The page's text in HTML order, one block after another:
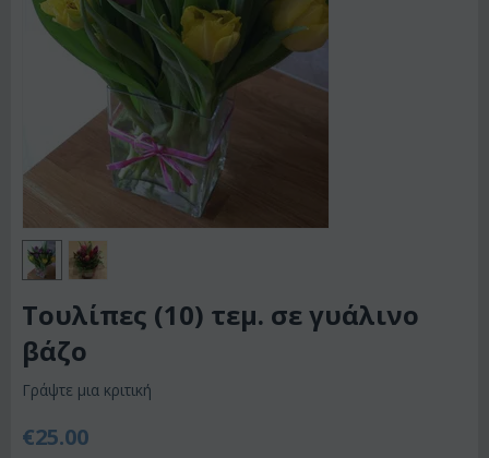
Τουλίπες (10) τεμ. σε γυάλινο
βάζο
Γράψτε μια κριτική
€25.00